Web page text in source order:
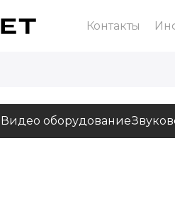
Контакты
Видео оборудование